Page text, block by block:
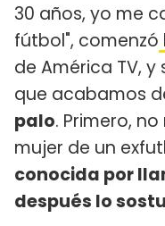
30 años, yo me
fútbol", comenzó
de América TV, y
que acabamos
palo. Primero,
mujer de un
conocida por
después lo